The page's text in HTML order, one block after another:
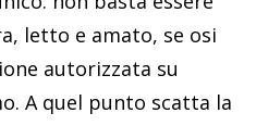
letto e amato, se osi
autorizzata su
A quel punto scatta la